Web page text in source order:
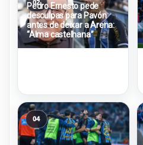
02
Pedro Ernesto pede
desculpas para Pavón
antes de deixar a Arena:
“Alma castelhana”
04